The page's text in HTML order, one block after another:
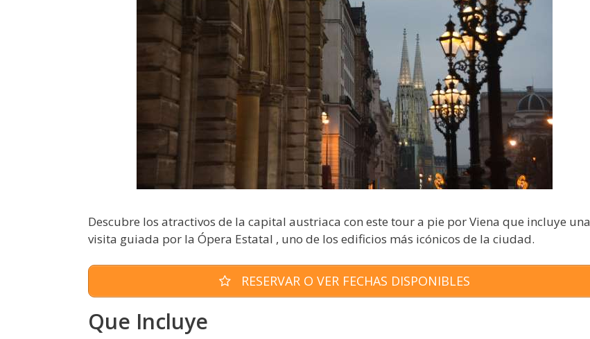
Descubre los atractivos de la capital austriaca con este tour a pie por Viena que incluye una
visita guiada por la Ópera Estatal , uno de los edificios más icónicos de la ciudad.
RESERVAR O VER FECHAS DISPONIBLES
Que Incluye